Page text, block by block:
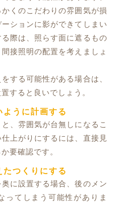
くのこだわりの雰囲気が損
ションに影ができてしまい
際は、照らす面に遮るもの
接照明の配置を考えましょ
する可能性がある場合は、
すると良いでしょう。
うに計画する
、雰囲気が台無しになるこ
上がりにするには、直接見
要確認です。
つくりにする
に設置する場合、後のメン
ってしまう可能性がありま